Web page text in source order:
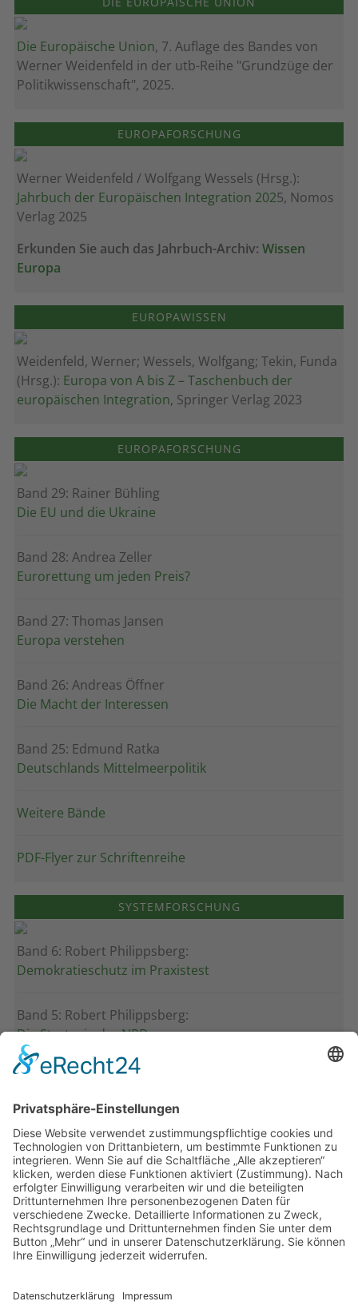
Die Europäische Union, 7. Auflage des Bandes von
Werner Weidenfeld in der utb-Reihe "Grundzüge der
Politikwissenschaft", 2025.
EUROPAFORSCHUNG
Werner Weidenfeld / Wolfgang Wessels (Hrsg.):
Jahrbuch der Europäischen Integration 2025, Nomos
Verlag 2025
Erkunden Sie auch das Jahrbuch-Archiv: Wissen
Europa
EUROPAWISSEN
Weidenfeld, Werner; Wessels, Wolfgang; Tekin, Funda
(Hrsg.): Europa von A bis Z – Taschenbuch der
europäischen Integration, Springer Verlag 2023
EUROPAFORSCHUNG
Band 29: Rainer Bühling
Die EU und die Ukraine
Band 28: Andrea Zeller
Eurorettung um jeden Preis?
Band 27: Thomas Jansen
Europa verstehen
Band 26: Andreas Öffner
Die Macht der Interessen
Band 25: Edmund Ratka
Deutschlands Mittelmeerpolitik
Weitere Bände
PDF-Flyer zur Schriftenreihe
SYSTEMFORSCHUNG
Band 6: Robert Philippsberg:
Demokratieschutz im Praxistest
Band 5: Robert Philippsberg:
Die Strategie der NPD
Band 4: Uwe Wagschal (Hg.):
Band 3: Katharina Ober
Schwarz-grüne Koalitionen in nordrhein-
westfälischen Kommunen
Band 2: Sophia Burkhardt
Programmfabrik gegen Medienimperium
Band 1: Robert Kaiser